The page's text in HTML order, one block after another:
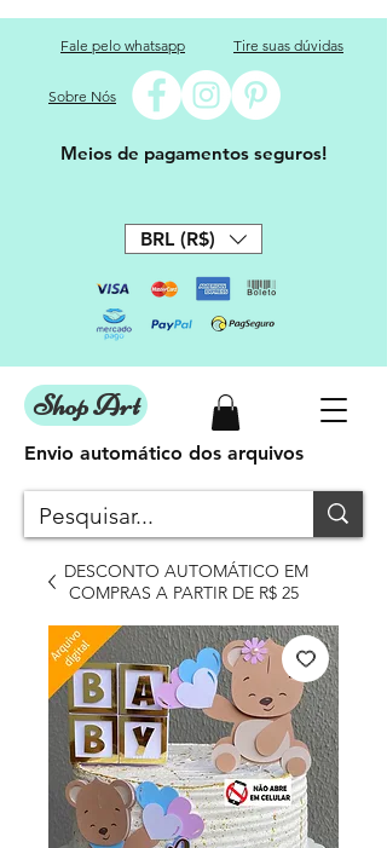
Fale pelo whatsapp Tire suas dúvidas
Sobre Nós
Meios de pagamentos seguros!
BRL (R$)
Shop Art
DESCONTO AUTOMÁTICO EM
COMPRAS A PARTIR DE R$ 25
Envio automático dos arquivos